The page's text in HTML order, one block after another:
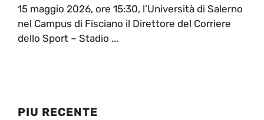
15 maggio 2026, ore 15:30, l’Università di Salerno
nel Campus di Fisciano il Direttore del Corriere
dello Sport – Stadio ...
PIU RECENTE